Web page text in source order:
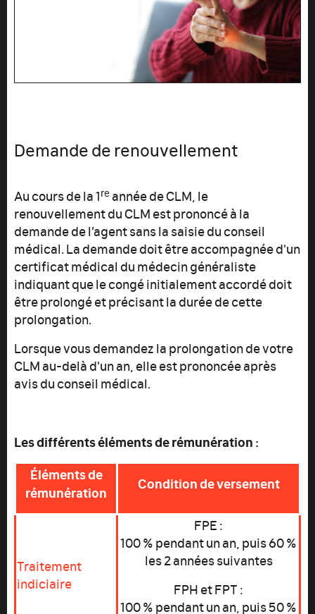
Demande de renouvellement
Au cours de la 1re année de CLM, le
renouvellement du CLM est prononcé à la
demande de l’agent sans la saisie du conseil
médical. La demande doit être accompagnée d'un
certificat médical du médecin généraliste
indiquant que le congé initialement accordé doit
être prolongé et précisant la durée de cette
prolongation.
Lorsque vous demandez la prolongation de votre
CLM au-delà d'un an, elle est prononcée après
avis du conseil médical.
Les différents éléments de rémunération :
Éléments de
rémunération
Condition de versement
Traitement
indiciaire
FPE :
100 % pendant un an, puis 60 %
les 2 années suivantes
FPH et FPT :
100 % pendant un an, puis 50 %